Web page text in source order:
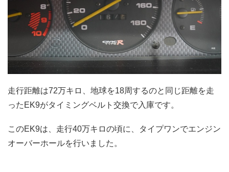
走行距離は72万キロ、地球を18周するのと同じ距離を走
ったEK9がタイミングベルト交換で入庫です。
このEK9は、走行40万キロの頃に、タイプワンでエンジン
オーバーホールを行いました。